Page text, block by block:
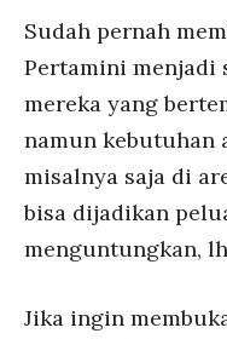
Sudah pernah
Pertamini menjadi
mereka yang
namun kebutuhan
misalnya saja di
bisa dijadikan
menguntungkan,
Jika ingin